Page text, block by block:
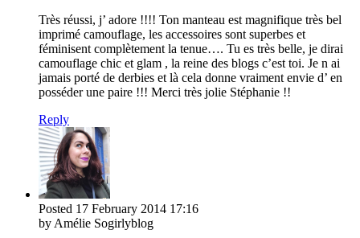
Très réussi, j’ adore !!!! Ton manteau est magnifique très bel
imprimé camouflage, les accessoires sont superbes et
féminisent complètement la tenue…. Tu es très belle, je dirai
camouflage chic et glam , la reine des blogs c’est toi. Je n ai
jamais porté de derbies et là cela donne vraiment envie d’ en
posséder une paire !!! Merci très jolie Stéphanie !!
Reply
Posted 17 February 2014 17:16
by Amélie Sogirlyblog